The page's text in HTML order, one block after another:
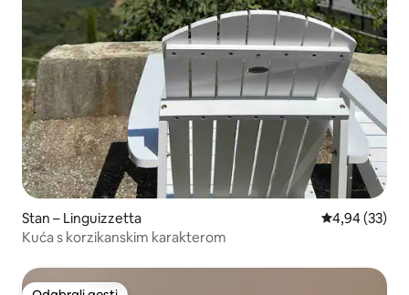
Stan – Linguizzetta Prosječna
4,94 (33)
Kuća s korzikanskim karakterom